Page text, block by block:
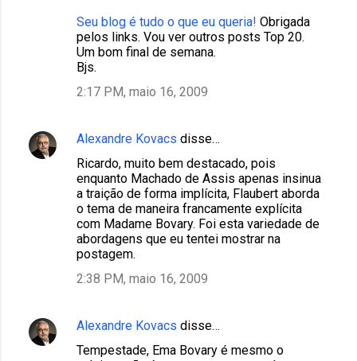
Seu blog é tudo o que eu queria! Obrigada
pelos links. Vou ver outros posts Top 20.
Um bom final de semana.
Bjs.
2:17 PM, maio 16, 2009
Alexandre Kovacs disse…
Ricardo, muito bem destacado, pois
enquanto Machado de Assis apenas insinua
a traição de forma implícita, Flaubert aborda
o tema de maneira francamente explícita
com Madame Bovary. Foi esta variedade de
abordagens que eu tentei mostrar na
postagem.
2:38 PM, maio 16, 2009
Alexandre Kovacs disse…
Tempestade, Ema Bovary é mesmo o